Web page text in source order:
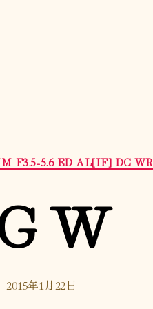
F3.5-5.6 ED AL[IF] DC WR
W
2015年1月22日